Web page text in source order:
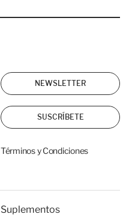
NEWSLETTER
SUSCRÍBETE
Términos y Condiciones
Suplementos